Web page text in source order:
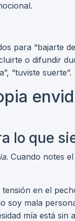
para “bajarte
o difundir
“tuviste suerte”.
lo que
. Cuando notes
en el
soy mala
mía está sin